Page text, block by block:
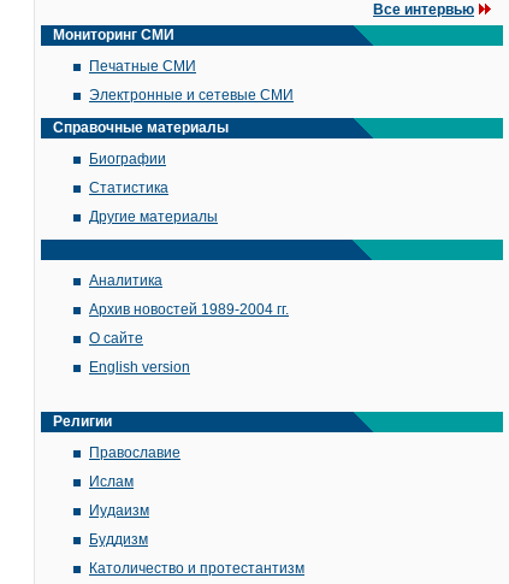
Все интервью
Мониторинг СМИ
Печатные СМИ
Электронные и сетевые СМИ
Справочные материалы
Биографии
Статистика
Другие материалы
Аналитика
Архив новостей 1989-2004 гг.
О сайте
English version
Религии
Православие
Ислам
Иудаизм
Буддизм
Католичество и протестантизм